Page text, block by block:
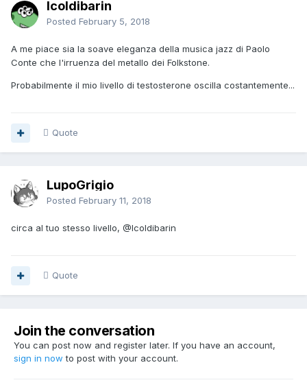
Icoldibarin
Posted February 5, 2018
A me piace sia la soave eleganza della musica jazz di Paolo
Conte che l'irruenza del metallo dei Folkstone.
Probabilmente il mio livello di testosterone oscilla costantemente...
Quote
LupoGrigio
Posted February 11, 2018
circa al tuo stesso livello, @Icoldibarin
Quote
Join the conversation
You can post now and register later. If you have an account,
sign in now to post with your account.